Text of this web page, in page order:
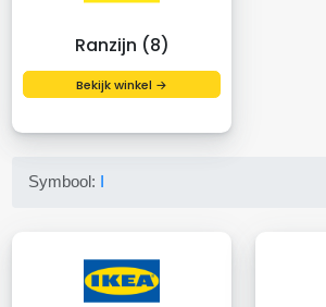
Ranzijn (8)
Bekijk winkel →
Symbool: I